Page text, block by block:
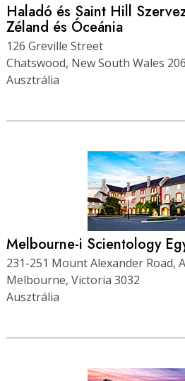
Haladó és Saint Hill
Zéland és Óceánia
126 Greville Street
Chatswood, New South Wales
Ausztrália
Melbourne-i Scientology
231-251 Mount Alexander Road,
Melbourne, Victoria 3032
Ausztrália